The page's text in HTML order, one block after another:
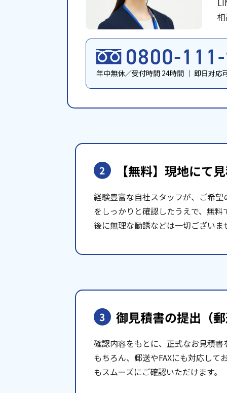
年中無休／受付時間 24時間 ｜ 即日対応
2 【無料】現地にて
経験豊富な自社スタッフが、ご希
をしっかりと確認したうえで、無
後に無理な勧誘などは一切ござい
3 御見積書の提出 （
確認内容をもとに、正式なお見積
もちろん、郵送やFAXにも対応し
もスムーズにご確認いただけます。